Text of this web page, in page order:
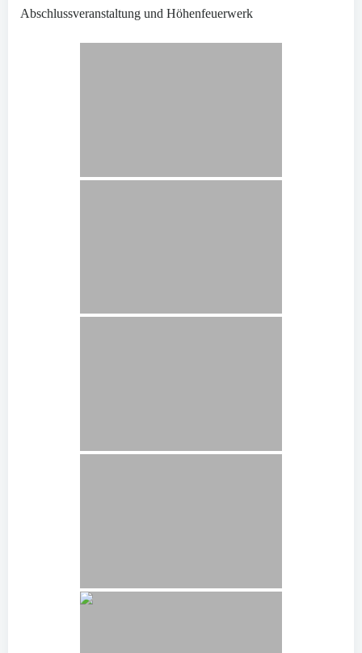
Abschlussveranstaltung und Höhenfeuerwerk